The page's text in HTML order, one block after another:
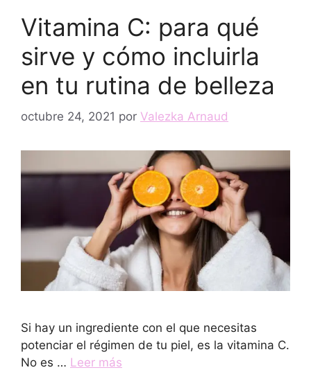
Vitamina C: para qué
sirve y cómo incluirla
en tu rutina de belleza
octubre 24, 2021 por Valezka Arnaud
Si hay un ingrediente con el que necesitas
potenciar el régimen de tu piel, es la vitamina C.
No es … Leer más